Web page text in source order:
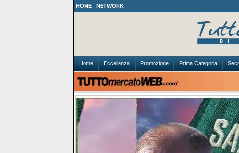
HOME NETWORK
Home Eccellenza Promozione Prima Categoria